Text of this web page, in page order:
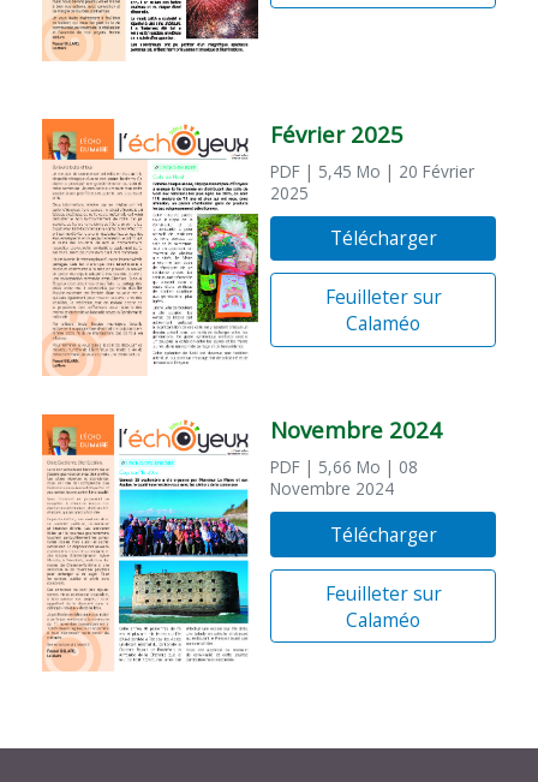
Février 2025
PDF | 5,45 Mo | 20 Février
2025
Télécharger
Feuilleter sur
Calaméo
Novembre 2024
PDF | 5,66 Mo | 08
Novembre 2024
Télécharger
Feuilleter sur
Calaméo